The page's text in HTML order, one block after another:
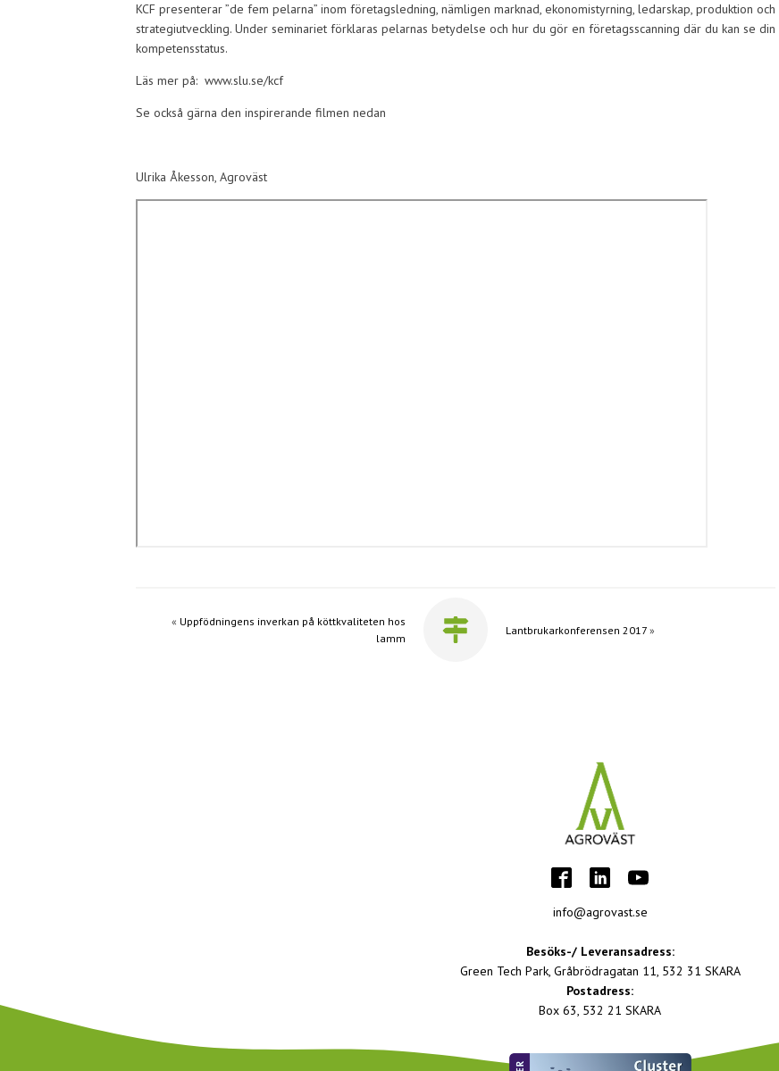
KCF presenterar ”de fem pelarna” inom företagsledning, nämligen marknad, ekonomistyrning, ledarskap, produktion och
strategiutveckling. Under seminariet förklaras pelarnas betydelse och hur du gör en företagsscanning där du kan se din
kompetensstatus.
Läs mer på: www.slu.se/kcf
Se också gärna den inspirerande filmen nedan
Ulrika Åkesson, Agroväst
« Uppfödningens inverkan på köttkvaliteten hos
lamm
Lantbrukarkonferensen 2017 »
info@agrovast.se
Besöks-/ Leveransadress:
Green Tech Park, Gråbrödragatan 11, 532 31 SKARA
Postadress:
Box 63, 532 21 SKARA